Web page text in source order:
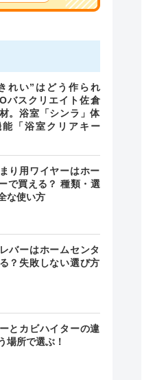
れい”はどう作られ
バスクリエイト佐倉
。浴室「シンラ」体
「浴室クリアキー
り用ワイヤーはホー
で買える？ 種類・選
な使い方
バーはホームセンタ
？失敗しない選び方
とカビハイターの違
場所で選ぶ！